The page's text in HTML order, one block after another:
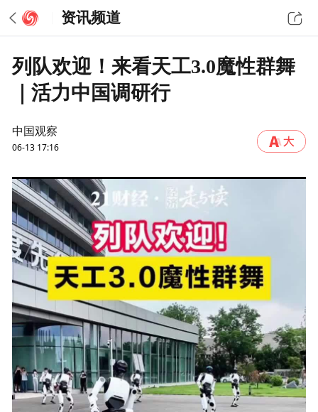
资讯频道
列队欢迎！来看天工3.0魔性群舞
｜活力中国调研行
中国观察
06-13 17:16